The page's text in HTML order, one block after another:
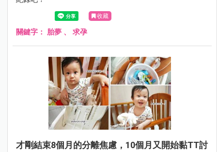
收藏
關鍵字： 胎夢 、 求孕
才剛結束8個月的分離焦慮，10個月又開始黏TT討